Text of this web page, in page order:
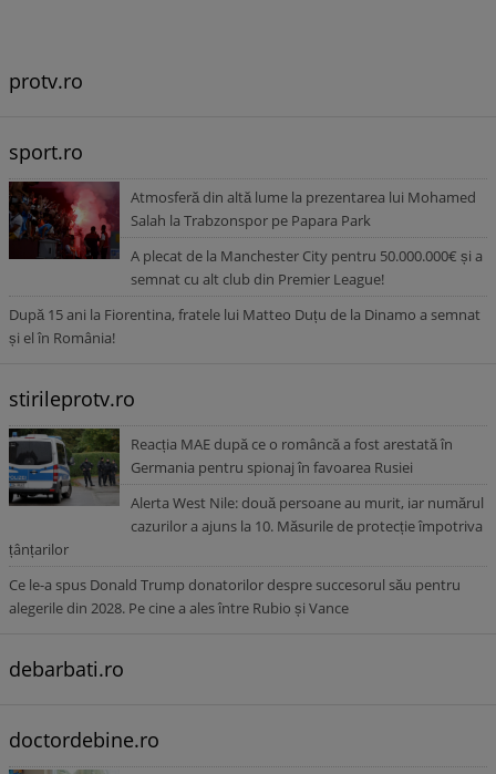
protv.ro
sport.ro
Atmosferă din altă lume la prezentarea lui Mohamed
Salah la Trabzonspor pe Papara Park
A plecat de la Manchester City pentru 50.000.000€ și a
semnat cu alt club din Premier League!
După 15 ani la Fiorentina, fratele lui Matteo Duțu de la Dinamo a semnat
și el în România!
stirileprotv.ro
Reacția MAE după ce o româncă a fost arestată în
Germania pentru spionaj în favoarea Rusiei
Alerta West Nile: două persoane au murit, iar numărul
cazurilor a ajuns la 10. Măsurile de protecție împotriva
țânțarilor
Ce le-a spus Donald Trump donatorilor despre succesorul său pentru
alegerile din 2028. Pe cine a ales între Rubio și Vance
debarbati.ro
doctordebine.ro